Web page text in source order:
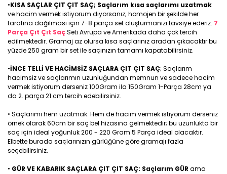
•KISA SAÇLAR ÇIT ÇIT SAÇ; Saçlarım kısa saçlarımı uzatmak
ve hacim vermek istiyorum diyorsanız; homojen bir şekilde her
tarafına dağılması için 7-8 parça set oluşturmanızı tavsiye ederiz. 7
Parça Çıt Çıt SaçSeti Avrupa ve Amerikada daha çok tercih
edilmektedir. Gramaj az olursa kısa saçlarınız aradan çıkacaktır bu
yüzde 250 gram bir set ile saçınızın tamamı kapatabilirsiniz.
•İNCE TELLİ VE HACİMSİZ SAÇLARA ÇIT ÇIT SAÇ; Saçlarım
hacimsiz ve saçlarımın uzunluğundan memnun ve sadece hacim
vermek istiyorum derseniz 100Gram ila 150Gram 1-Parça 28cm ya
da 2. parça 21 cm tercih edebilirsiniz.
• Saçlarımı hem uzatmak. Hem de hacim vermek istiyorum derseniz
örnek olarak 60cm bir saç bel hizasına gelmektedir; bu uzunlukta bir
saç için ideal yoğunluk 200 - 220 Gram 5 Parça ideal olacaktır.
Elbette burada saçlarınızın gürlüğüne göre gramajı fazla
seçebilirsiniz.
• GÜR VE KABARIK SAÇLARA ÇIT ÇIT SAÇ: Saçlarım GÜR ama